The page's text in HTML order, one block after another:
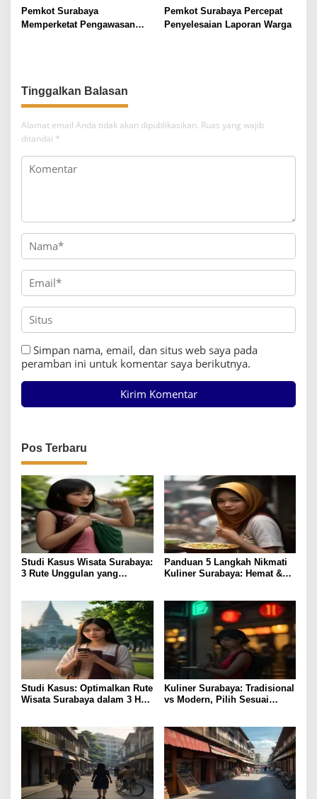
Brida Step
dan Jelas
Pemkot Surabaya
Memperketat Pengawasan
Pemkot Surabaya Percepat
Penyelesaian Laporan Warga
Tinggalkan Balasan
Alamat email Anda tidak akan dipublikasikan. Ruas yang wajib
ditandai *
Simpan nama, email, dan situs web saya pada
peramban ini untuk komentar saya berikutnya.
Pos Terbaru
Studi Kasus Wisata Surabaya:
3 Rute Unggulan yang
Panduan 5 Langkah Nikmati
Kuliner Surabaya: Hemat &
Studi Kasus: Optimalkan Rute
Wisata Surabaya dalam 3 Hari
Kuliner Surabaya: Tradisional
vs Modern, Pilih Sesuai